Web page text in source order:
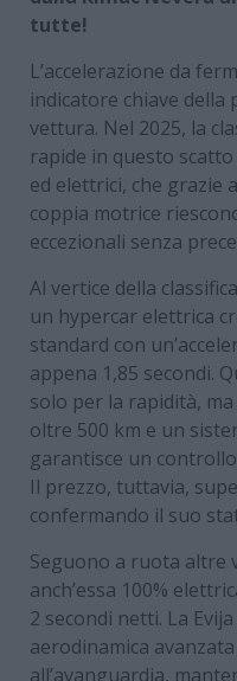
tutte!
L’accelerazione da
indicatore chiave della
vettura. Nel 2025, la
rapide in questo
ed elettrici, che grazie
coppia motrice
eccezionali senza
Al vertice della
un hypercar elettrica
standard con
appena 1,85 secondi.
solo per la rapidità,
oltre 500 km e un
garantisce un
Il prezzo, tuttavia,
confermando il suo
Seguono a ruota altre
anch’essa 100%
2 secondi netti. La
aerodinamica
all’avanguardia,